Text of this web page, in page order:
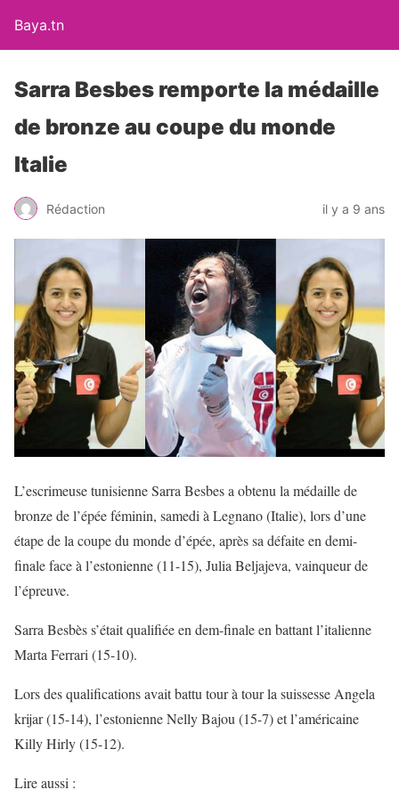
Baya.tn
Sarra Besbes remporte la médaille
de bronze au coupe du monde
Italie
Rédaction il y a 9 ans
L’escrimeuse tunisienne Sarra Besbes a obtenu la médaille de
bronze de l’épée féminin, samedi à Legnano (Italie), lors d’une
étape de la coupe du monde d’épée, après sa défaite en demi-
finale face à l’estonienne (11-15), Julia Beljajeva, vainqueur de
l’épreuve.
Sarra Besbès s’était qualifiée en dem-finale en battant l’italienne
Marta Ferrari (15-10).
Lors des qualifications avait battu tour à tour la suissesse Angela
krijar (15-14), l’estonienne Nelly Bajou (15-7) et l’américaine
Killy Hirly (15-12).
Lire aussi :